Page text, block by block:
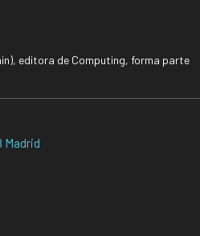
editora de Computing, forma parte
Madrid